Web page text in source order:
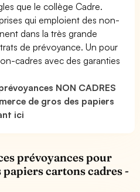
que le collège Cadre.
qui emploient des non-
dans la très grande
de prévoyance. Un pour
cadres avec des garanties
NON CADRES
de gros des papiers
ici
prévoyances pour
papiers cartons cadres -